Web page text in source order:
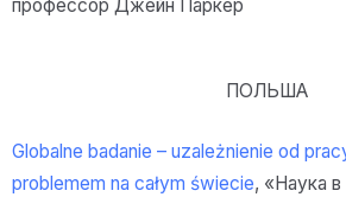
профессор Джейн Паркер
ПОЛЬША
Globalne badanie – uzależnienie od
problemem na całym świecie, «Наука